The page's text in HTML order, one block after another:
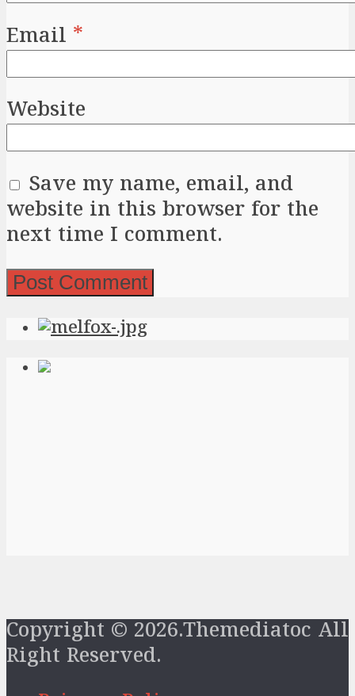
Email *
Website
Save my name, email, and
website in this browser for the
next time I comment.
Copyright © 2026.Themediatoc All
Right Reserved.